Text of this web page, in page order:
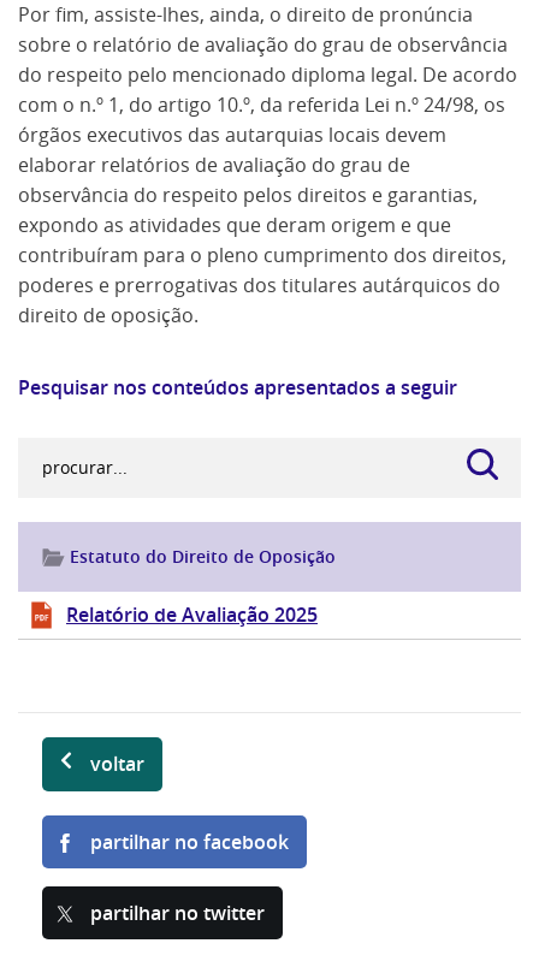
Por fim, assiste-lhes, ainda, o direito de pronúncia
sobre o relatório de avaliação do grau de observância
do respeito pelo mencionado diploma legal. De acordo
com o n.º 1, do artigo 10.º, da referida Lei n.º 24/98, os
órgãos executivos das autarquias locais devem
elaborar relatórios de avaliação do grau de
observância do respeito pelos direitos e garantias,
expondo as atividades que deram origem e que
contribuíram para o pleno cumprimento dos direitos,
poderes e prerrogativas dos titulares autárquicos do
direito de oposição.
Pesquisar nos conteúdos apresentados a seguir
Estatuto do Direito de Oposição
Relatório de Avaliação 2025
voltar
partilhar no facebook
partilhar no twitter